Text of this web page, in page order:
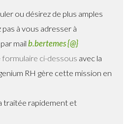
ou désirez de plus amples
à vous adresser à
mailb.bertemes {@}
formulaire ci-dessous avec la
RH gère cette mission en
traitée rapidement et